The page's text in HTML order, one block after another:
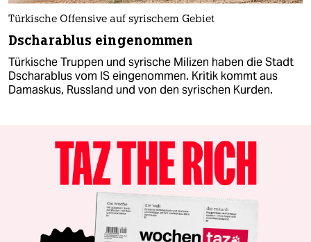
Türkische Offensive auf syrischem Gebiet
Dscharablus eingenommen
Türkische Truppen und syrische Milizen haben die Stadt
Dscharablus vom IS eingenommen. Kritik kommt aus
Damaskus, Russland und von den syrischen Kurden.